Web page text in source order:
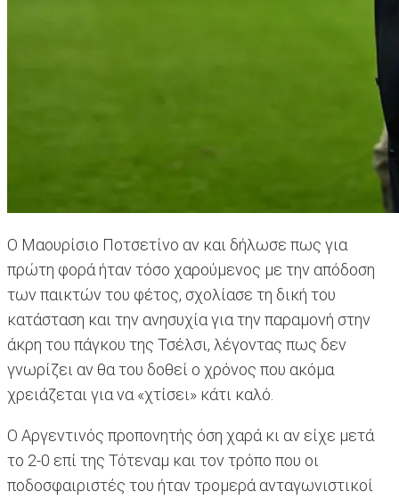
Ο Μαουρίσιο Ποτσετίνο αν και δήλωσε πως για
πρώτη φορά ήταν τόσο χαρούμενος με την απόδοση
των παικτών του φέτος, σχολίασε τη δική του
κατάσταση και την ανησυχία για την παραμονή στην
άκρη του πάγκου της Τσέλσι, λέγοντας πως δεν
γνωρίζει αν θα του δοθεί ο χρόνος που ακόμα
χρειάζεται για να «χτίσει» κάτι καλό.
Ο Αργεντινός προπονητής όση χαρά κι αν είχε μετά
το 2-0 επί της Τότεναμ και τον τρόπο που οι
ποδοσφαιριστές του ήταν τρομερά ανταγωνιστικοί